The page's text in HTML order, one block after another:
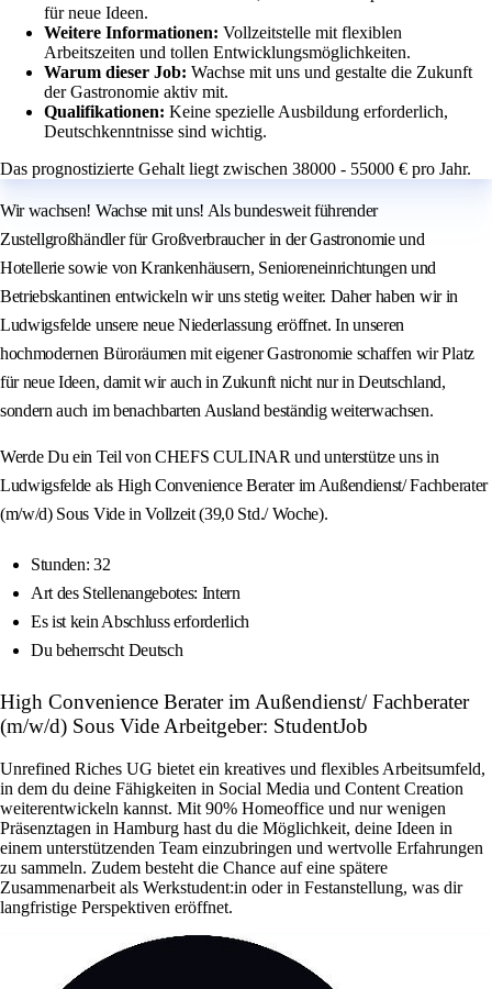
für neue Ideen.
Weitere Informationen: Vollzeitstelle mit flexiblen
Arbeitszeiten und tollen Entwicklungsmöglichkeiten.
Warum dieser Job: Wachse mit uns und gestalte die Zukunft
der Gastronomie aktiv mit.
Qualifikationen: Keine spezielle Ausbildung erforderlich,
Deutschkenntnisse sind wichtig.
Das prognostizierte Gehalt liegt zwischen 38000 - 55000 € pro Jahr.
Wir wachsen! Wachse mit uns! Als bundesweit führender
Zustellgroßhändler für Großverbraucher in der Gastronomie und
Hotellerie sowie von Krankenhäusern, Senioreneinrichtungen und
Betriebskantinen entwickeln wir uns stetig weiter. Daher haben wir in
Ludwigsfelde unsere neue Niederlassung eröffnet. In unseren
hochmodernen Büroräumen mit eigener Gastronomie schaffen wir Platz
für neue Ideen, damit wir auch in Zukunft nicht nur in Deutschland,
sondern auch im benachbarten Ausland beständig weiterwachsen.
Werde Du ein Teil von CHEFS CULINAR und unterstütze uns in
Ludwigsfelde als High Convenience Berater im Außendienst/ Fachberater
(m/w/d) Sous Vide in Vollzeit (39,0 Std./ Woche).
Stunden: 32
Art des Stellenangebotes: Intern
Es ist kein Abschluss erforderlich
Du beherrscht Deutsch
High Convenience Berater im Außendienst/ Fachberater
(m/w/d) Sous Vide Arbeitgeber: StudentJob
Unrefined Riches UG bietet ein kreatives und flexibles Arbeitsumfeld,
in dem du deine Fähigkeiten in Social Media und Content Creation
weiterentwickeln kannst. Mit 90% Homeoffice und nur wenigen
Präsenztagen in Hamburg hast du die Möglichkeit, deine Ideen in
einem unterstützenden Team einzubringen und wertvolle Erfahrungen
zu sammeln. Zudem besteht die Chance auf eine spätere
Zusammenarbeit als Werkstudent:in oder in Festanstellung, was dir
langfristige Perspektiven eröffnet.